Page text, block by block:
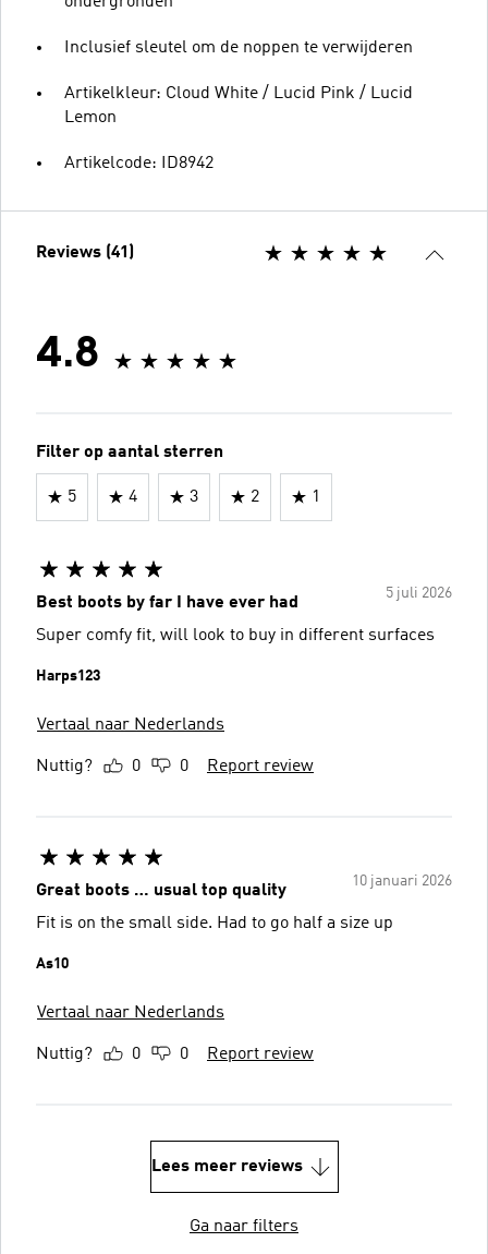
Inclusief sleutel om de noppen te verwijderen
Artikelkleur: Cloud White / Lucid Pink / Lucid
Lemon
Artikelcode: ID8942
Reviews (41)
4.8
Filter op aantal sterren
5 4 3 2 1
5 juli 2026
Best boots by far I have ever had
Super comfy fit, will look to buy in different surfaces
Harps123
Vertaal naar Nederlands
Nuttig? 0 0 Report review
10 januari 2026
Great boots … usual top quality
Fit is on the small side. Had to go half a size up
As10
Vertaal naar Nederlands
Nuttig? 0 0 Report review
Lees meer reviews
Ga naar filters